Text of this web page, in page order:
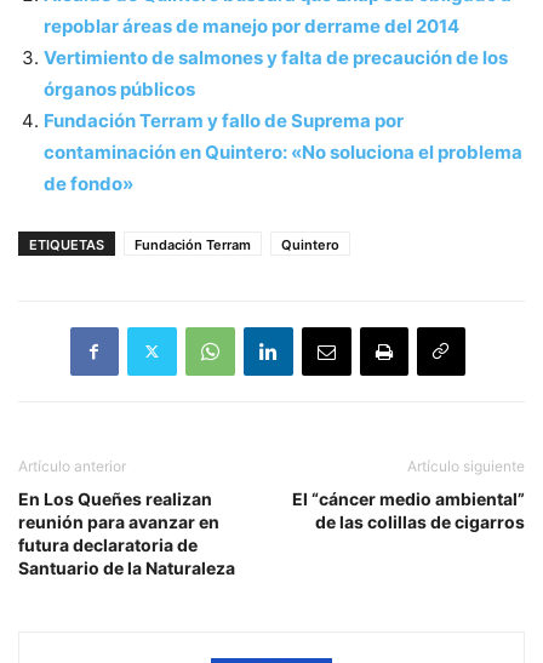
repoblar áreas de manejo por derrame del 2014
Vertimiento de salmones y falta de precaución de los
órganos públicos
Fundación Terram y fallo de Suprema por
contaminación en Quintero: «No soluciona el problema
de fondo»
ETIQUETAS Fundación Terram Quintero
Artículo anterior
En Los Queñes realizan
reunión para avanzar en
futura declaratoria de
Santuario de la Naturaleza
Artículo siguiente
El “cáncer medio ambiental”
de las colillas de cigarros